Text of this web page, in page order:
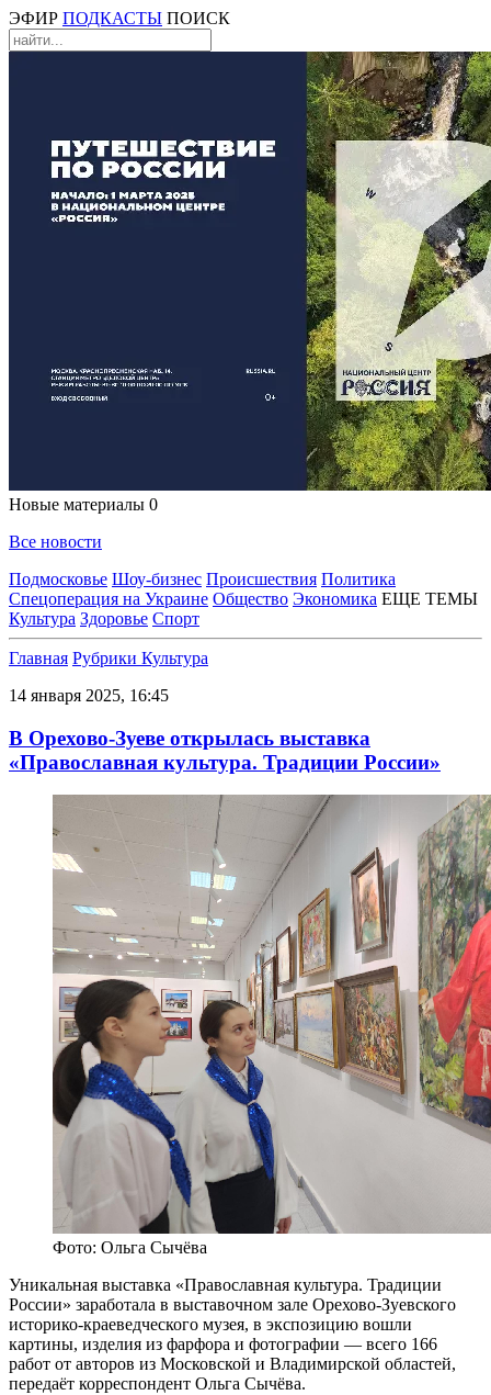
ЭФИР ПОДКАСТЫ ПОИСК
Новые материалы 0
Все новости
Подмосковье Шоу-бизнес Происшествия Политика
Спецоперация на Украине Общество Экономика ЕЩЕ ТЕМЫ
Культура Здоровье Спорт
Главная Рубрики Культура
14 января 2025, 16:45
В Орехово-Зуеве открылась выставка
«Православная культура. Традиции России»
Фото: Ольга Сычёва
Уникальная выставка «Православная культура. Традиции
России» заработала в выставочном зале Орехово-Зуевского
историко-краеведческого музея, в экспозицию вошли
картины, изделия из фарфора и фотографии — всего 166
работ от авторов из Московской и Владимирской областей,
передаёт корреспондент Ольга Сычёва.